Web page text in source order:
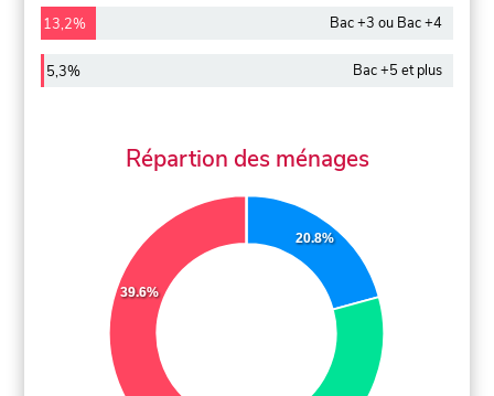
13,2% Bac +3 ou Bac +4
5,3% Bac +5 et plus
Répartion des ménages
20.8%
39.6%